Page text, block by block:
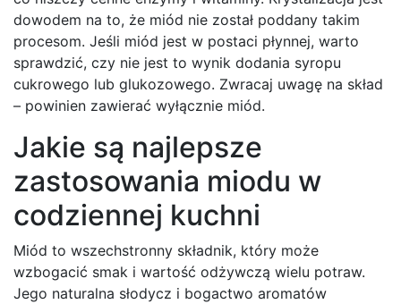
dowodem na to, że miód nie został poddany takim
procesom. Jeśli miód jest w postaci płynnej, warto
sprawdzić, czy nie jest to wynik dodania syropu
cukrowego lub glukozowego. Zwracaj uwagę na skład
– powinien zawierać wyłącznie miód.
Jakie są najlepsze
zastosowania miodu w
codziennej kuchni
Miód to wszechstronny składnik, który może
wzbogacić smak i wartość odżywczą wielu potraw.
Jego naturalna słodycz i bogactwo aromatów